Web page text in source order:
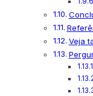
Veja